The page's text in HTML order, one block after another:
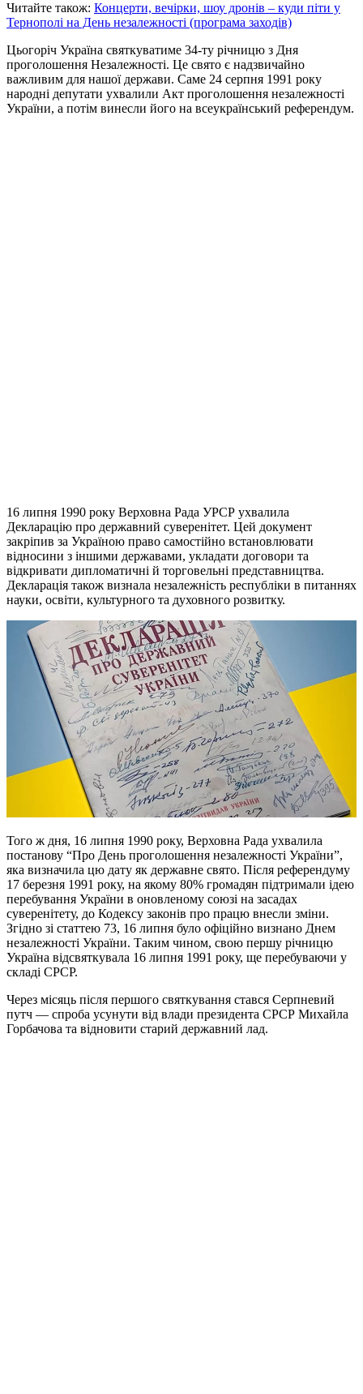
Читайте також: Концерти, вечірки, шоу дронів – куди піти у
Тернополі на День незалежності (програма заходів)
Цьогоріч Україна святкуватиме 34-ту річницю з Дня
проголошення Незалежності. Це свято є надзвичайно
важливим для нашої держави. Саме 24 серпня 1991 року
народні депутати ухвалили Акт проголошення незалежності
України, а потім винесли його на всеукраїнський референдум.
16 липня 1990 року Верховна Рада УРСР ухвалила
Декларацію про державний суверенітет. Цей документ
закріпив за Україною право самостійно встановлювати
відносини з іншими державами, укладати договори та
відкривати дипломатичні й торговельні представництва.
Декларація також визнала незалежність республіки в питаннях
науки, освіти, культурного та духовного розвитку.
Того ж дня, 16 липня 1990 року, Верховна Рада ухвалила
постанову “Про День проголошення незалежності України”,
яка визначила цю дату як державне свято. Після референдуму
17 березня 1991 року, на якому 80% громадян підтримали ідею
перебування України в оновленому союзі на засадах
суверенітету, до Кодексу законів про працю внесли зміни.
Згідно зі статтею 73, 16 липня було офіційно визнано Днем
незалежності України. Таким чином, свою першу річницю
Україна відсвяткувала 16 липня 1991 року, ще перебуваючи у
складі СРСР.
Через місяць після першого святкування стався Серпневий
путч — спроба усунути від влади президента СРСР Михайла
Горбачова та відновити старий державний лад.